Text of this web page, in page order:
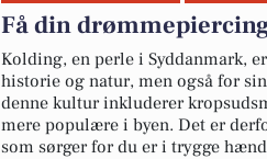
Få din
Kolding, en perle i Syddanmark,
historie og natur, men også for
denne kultur inkluderer
mere populære i byen. Det er
som sørger for du er i trygge